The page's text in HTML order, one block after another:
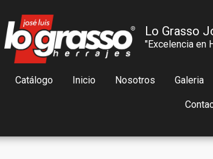
Lo Grasso
"Excelencia en
Catálogo Inicio Nosotros Galeria